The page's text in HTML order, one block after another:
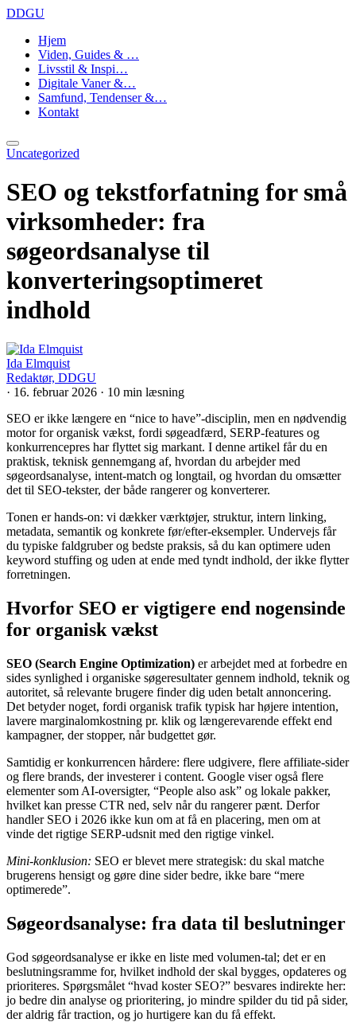
DDGU
Hjem
Viden, Guides & …
Livsstil & Inspi…
Digitale Vaner &…
Samfund, Tendenser &…
Kontakt
Uncategorized
SEO og tekstforfatning for små
virksomheder: fra
søgeordsanalyse til
konverteringsoptimeret
indhold
Ida Elmquist
Redaktør, DDGU
· 16. februar 2026 · 10 min læsning
SEO er ikke længere en “nice to have”-disciplin, men en nødvendig
motor for organisk vækst, fordi søgeadfærd, SERP-features og
konkurrencepres har flyttet sig markant. I denne artikel får du en
praktisk, teknisk gennemgang af, hvordan du arbejder med
søgeordsanalyse, intent-match og longtail, og hvordan du omsætter
det til SEO-tekster, der både rangerer og konverterer.
Tonen er hands-on: vi dækker værktøjer, struktur, intern linking,
metadata, semantik og konkrete før/efter-eksempler. Undervejs får
du typiske faldgruber og bedste praksis, så du kan optimere uden
keyword stuffing og uden at ende med tyndt indhold, der ikke flytter
forretningen.
Hvorfor SEO er vigtigere end nogensinde
for organisk vækst
SEO (Search Engine Optimization) er arbejdet med at forbedre en
sides synlighed i organiske søgeresultater gennem indhold, teknik og
autoritet, så relevante brugere finder dig uden betalt annoncering.
Det betyder noget, fordi organisk trafik typisk har højere intention,
lavere marginalomkostning pr. klik og længerevarende effekt end
kampagner, der stopper, når budgettet gør.
Samtidig er konkurrencen hårdere: flere udgivere, flere affiliate-sider
og flere brands, der investerer i content. Google viser også flere
elementer som AI-oversigter, “People also ask” og lokale pakker,
hvilket kan presse CTR ned, selv når du rangerer pænt. Derfor
handler SEO i 2026 ikke kun om at få en placering, men om at
vinde det rigtige SERP-udsnit med den rigtige vinkel.
Mini-konklusion: SEO er blevet mere strategisk: du skal matche
brugerens hensigt og gøre dine sider bedre, ikke bare “mere
optimerede”.
Søgeordsanalyse: fra data til beslutninger
God søgeordsanalyse er ikke en liste med volumen-tal; det er en
beslutningsramme for, hvilket indhold der skal bygges, opdateres og
prioriteres. Spørgsmålet “hvad koster SEO?” besvares indirekte her:
jo bedre din analyse og prioritering, jo mindre spilder du tid på sider,
der aldrig får traction, og jo hurtigere kan du få effekt.